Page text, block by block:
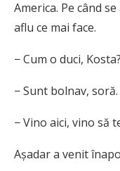
America. Pe când
aflu ce mai face.
− Cum o duci, Kosta?
− Sunt bolnav, soră.
− Vino aici, vino să
Așadar a venit